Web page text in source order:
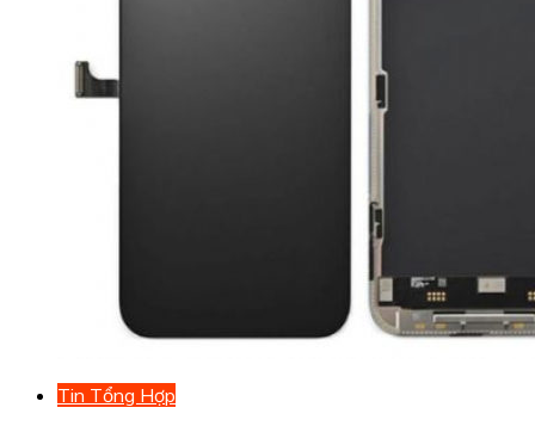
Tin Tổng Hợp